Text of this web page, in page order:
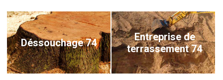
Déssouchage 74
Entreprise de
terrassement 74